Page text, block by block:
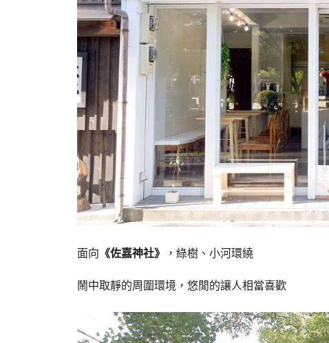
面向 《佐嘉神社》 ，綠樹、小河環繞
鬧中取靜的周圍環境，悠閒的讓人相當喜歡